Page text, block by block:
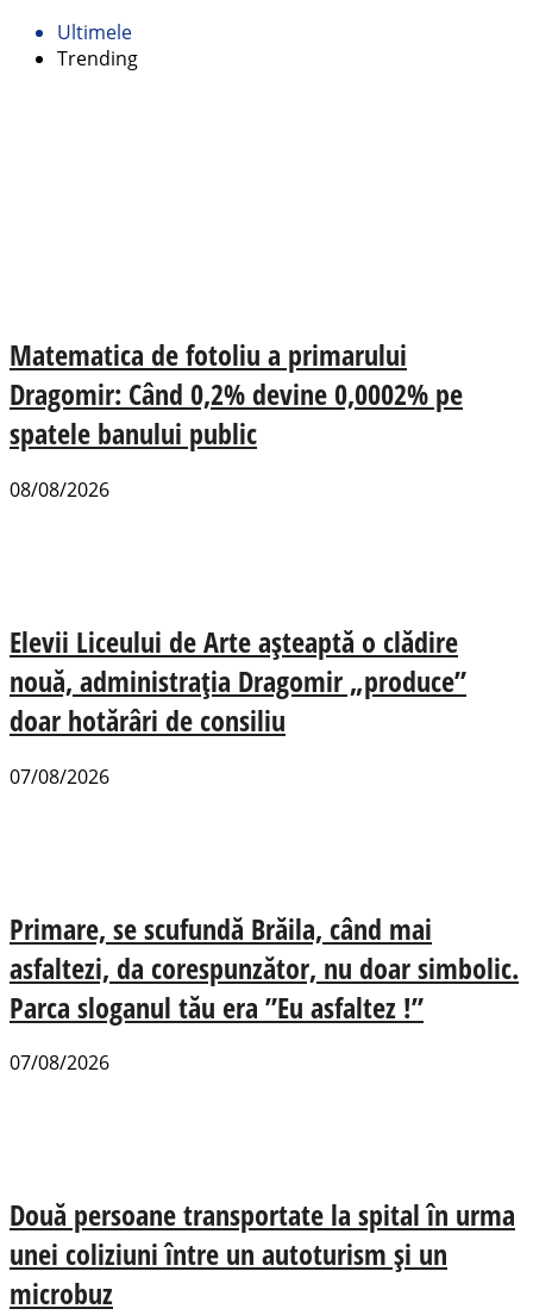
Ultimele
Trending
Matematica de fotoliu a primarului
Dragomir: Când 0,2% devine 0,0002% pe
spatele banului public
08/08/2026
Elevii Liceului de Arte așteaptă o clădire
nouă, administrația Dragomir „produce”
doar hotărâri de consiliu
07/08/2026
Primare, se scufundă Brăila, când mai
asfaltezi, da corespunzător, nu doar simbolic.
Parca sloganul tău era ”Eu asfaltez !”
07/08/2026
Două persoane transportate la spital în urma
unei coliziuni între un autoturism și un
microbuz